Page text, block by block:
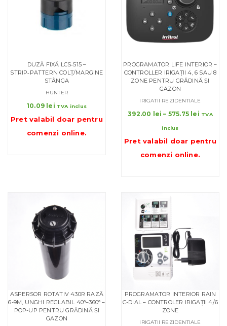
DUZĂ FIXĂ LCS‑515 –
STRIP‑PATTERN COLŢ/MARGINE
STÂNGA
HUNTER
10.09 lei TVA inclus
Pret valabil doar pentru
comenzi online.
PROGRAMATOR LIFE INTERIOR –
CONTROLLER IRIGAȚII 4, 6 SAU 8
ZONE PENTRU GRĂDINĂ ȘI
GAZON
IRIGATII REZIDENTIALE
392.00 lei – 575.75 leiInterval
392.00
TVA
inclus
Pret valabil doar pentru
comenzi online.
ASPERSOR ROTATIV 430R RAZĂ
6-9M, UNGHI REGLABIL 40°–360° –
POP-UP PENTRU GRĂDINĂ ȘI
GAZON
PROGRAMATOR INTERIOR RAIN
C-DIAL – CONTROLER IRIGAȚII 4/6
ZONE
IRIGATII REZIDENTIALE